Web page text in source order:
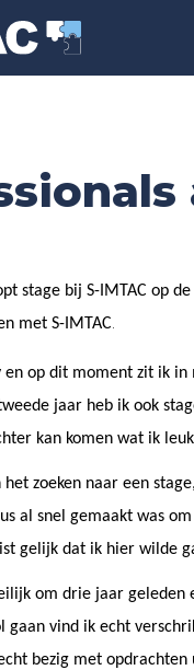
stage bij S-IMTAC op
met S-IMTAC.
en op dit moment zit ik
jaar heb ik ook
kan komen wat ik
het zoeken naar een
al snel gemaakt was
gelijk dat ik hier wilde
om drie jaar
gaan vind ik echt
bezig met